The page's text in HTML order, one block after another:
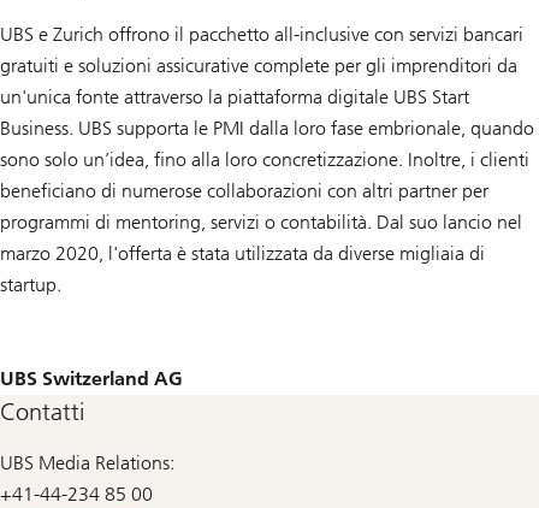
UBS e Zurich offrono il pacchetto all-inclusive con servizi bancari
gratuiti e soluzioni assicurative complete per gli imprenditori da
un'unica fonte attraverso la piattaforma digitale UBS Start
Business. UBS supporta le PMI dalla loro fase embrionale, quando
sono solo un’idea, fino alla loro concretizzazione. Inoltre, i clienti
beneficiano di numerose collaborazioni con altri partner per
programmi di mentoring, servizi o contabilità. Dal suo lancio nel
marzo 2020, l'offerta è stata utilizzata da diverse migliaia di
startup.
UBS Switzerland AG
Contatti
UBS Media Relations:
+41-44-234 85 00